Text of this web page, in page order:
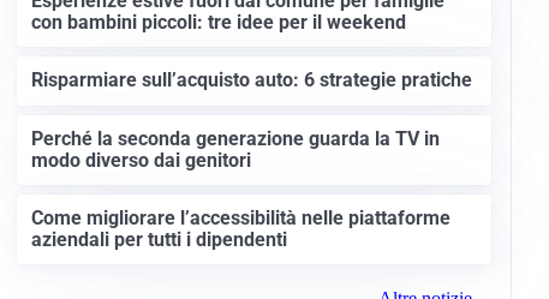
con bambini piccoli: tre idee per il weekend
Risparmiare sull’acquisto auto: 6 strategie pratiche
Perché la seconda generazione guarda la TV in
modo diverso dai genitori
Come migliorare l’accessibilità nelle piattaforme
aziendali per tutti i dipendenti